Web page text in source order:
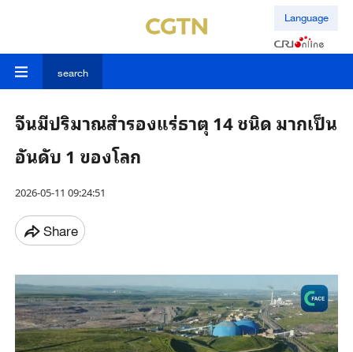
Language
search
จีนมีปริมาณสำรองแร่ธาตุ 14 ชนิด มากเป็น
อันดับ 1 ของโลก
2026-05-11 09:24:51
Share